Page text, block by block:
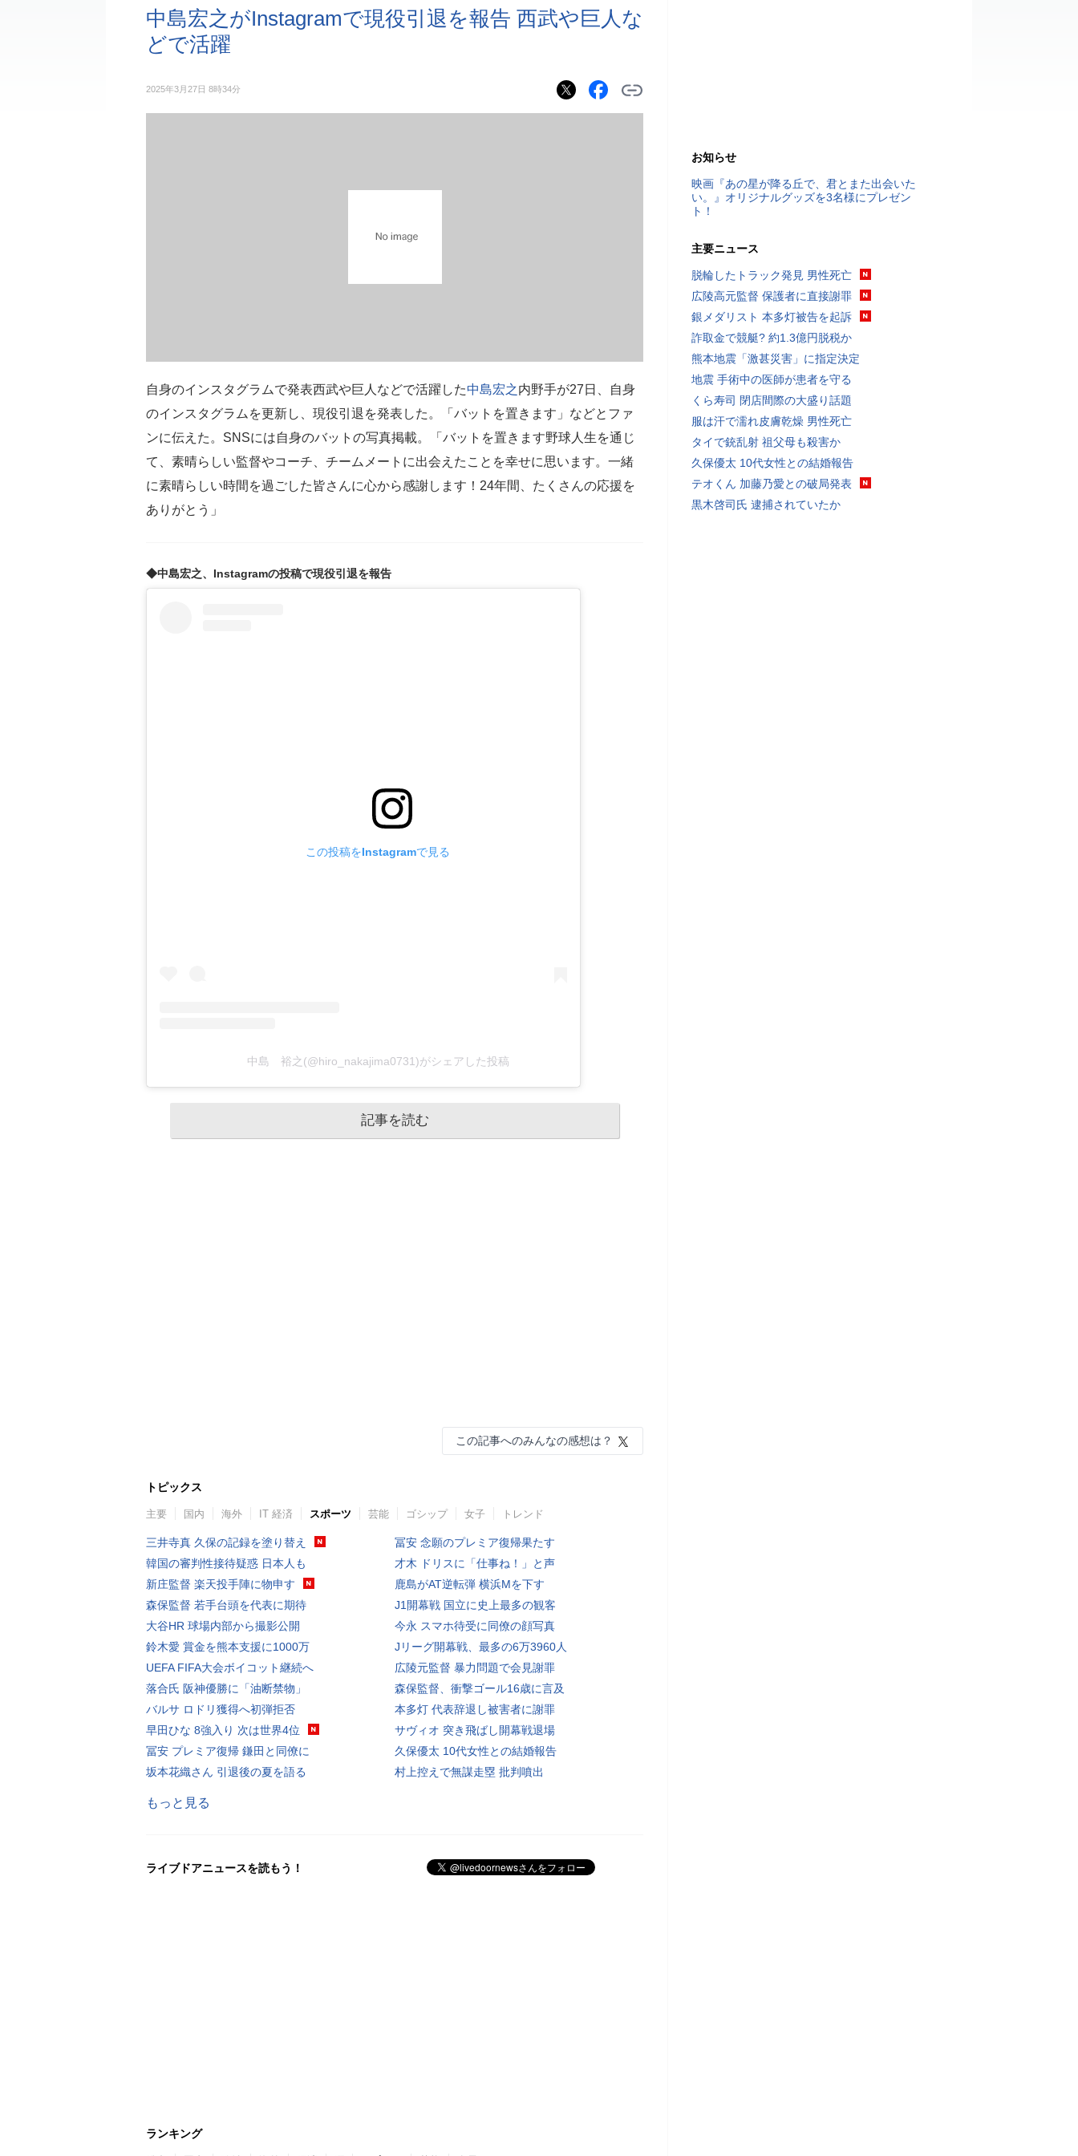
中島宏之がInstagramで現役引退を報告 西武や巨人な
どで活躍
2025年3月27日 8時34分
自身のインスタグラムで発表西武や巨人などで活躍した中島宏之内野手が27日、自身
のインスタグラムを更新し、現役引退を発表した。「バットを置きます」などとファ
ンに伝えた。SNSには自身のバットの写真掲載。「バットを置きます野球人生を通じ
て、素晴らしい監督やコーチ、チームメートに出会えたことを幸せに思います。一緒
に素晴らしい時間を過ごした皆さんに心から感謝します！24年間、たくさんの応援を
ありがとう」
◆中島宏之、Instagramの投稿で現役引退を報告
この投稿をInstagramで見る
中島 裕之(@hiro_nakajima0731)がシェアした投稿
記事を読む
この記事へのみんなの感想は？
トピックス
主要 国内 海外 IT 経済 スポーツ 芸能 ゴシップ 女子 トレンド
三井寺真 久保の記録を塗り替え
韓国の審判性接待疑惑 日本人も
新庄監督 楽天投手陣に物申す
森保監督 若手台頭を代表に期待
大谷HR 球場内部から撮影公開
鈴木愛 賞金を熊本支援に1000万
UEFA FIFA大会ボイコット継続へ
落合氏 阪神優勝に「油断禁物」
バルサ ロドリ獲得へ初弾拒否
早田ひな 8強入り 次は世界4位
冨安 プレミア復帰 鎌田と同僚に
坂本花織さん 引退後の夏を語る
冨安 念願のプレミア復帰果たす
才木 ドリスに「仕事ね！」と声
鹿島がAT逆転弾 横浜Mを下す
J1開幕戦 国立に史上最多の観客
今永 スマホ待受に同僚の顔写真
Jリーグ開幕戦、最多の6万3960人
広陵元監督 暴力問題で会見謝罪
森保監督、衝撃ゴール16歳に言及
本多灯 代表辞退し被害者に謝罪
サヴィオ 突き飛ばし開幕戦退場
久保優太 10代女性との結婚報告
村上控えで無謀走塁 批判噴出
もっと見る
ライブドアニュースを読もう！
ランキング
お知らせ
映画『あの星が降る丘で、君とまた出会いた
い。』オリジナルグッズを3名様にプレゼン
ト！
主要ニュース
脱輪したトラック発見 男性死亡
広陵高元監督 保護者に直接謝罪
銀メダリスト 本多灯被告を起訴
詐取金で競艇? 約1.3億円脱税か
熊本地震「激甚災害」に指定決定
地震 手術中の医師が患者を守る
くら寿司 閉店間際の大盛り話題
服は汗で濡れ皮膚乾燥 男性死亡
タイで銃乱射 祖父母も殺害か
久保優太 10代女性との結婚報告
テオくん 加藤乃愛との破局発表
黒木啓司氏 逮捕されていたか